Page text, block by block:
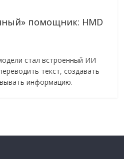
помощник: HMD
стал встроенный ИИ
текст, создавать
информацию.